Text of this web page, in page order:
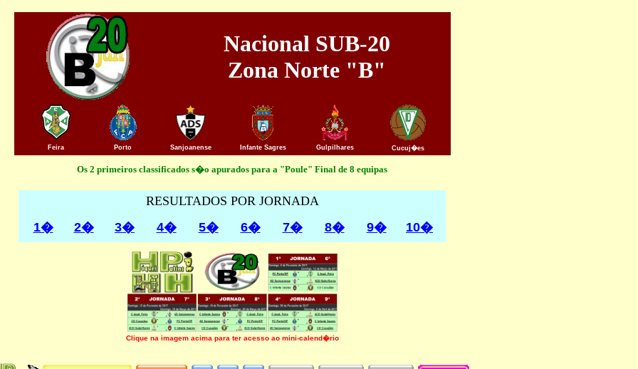
Nacional SUB-20
Zona Norte "B"
Feira Porto Sanjoanense Infante Sagres Gulpilhares Cucuj�es
Os 2 primeiros classificados s�o apurados para a "Poule" Final de 8 equipas
RESULTADOS POR JORNADA
1�
2� 3� 4� 5� 6� 7� 8� 9� 10�
Clique na imagem acima para ter acesso ao mini-calend�rio